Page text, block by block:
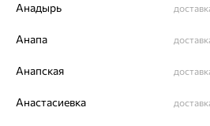
Наименование цвета вставки:
Характеристика вставки:
ВИД КАМНЯ
Анадырь
Анапа
Анапская
Анастасиевка